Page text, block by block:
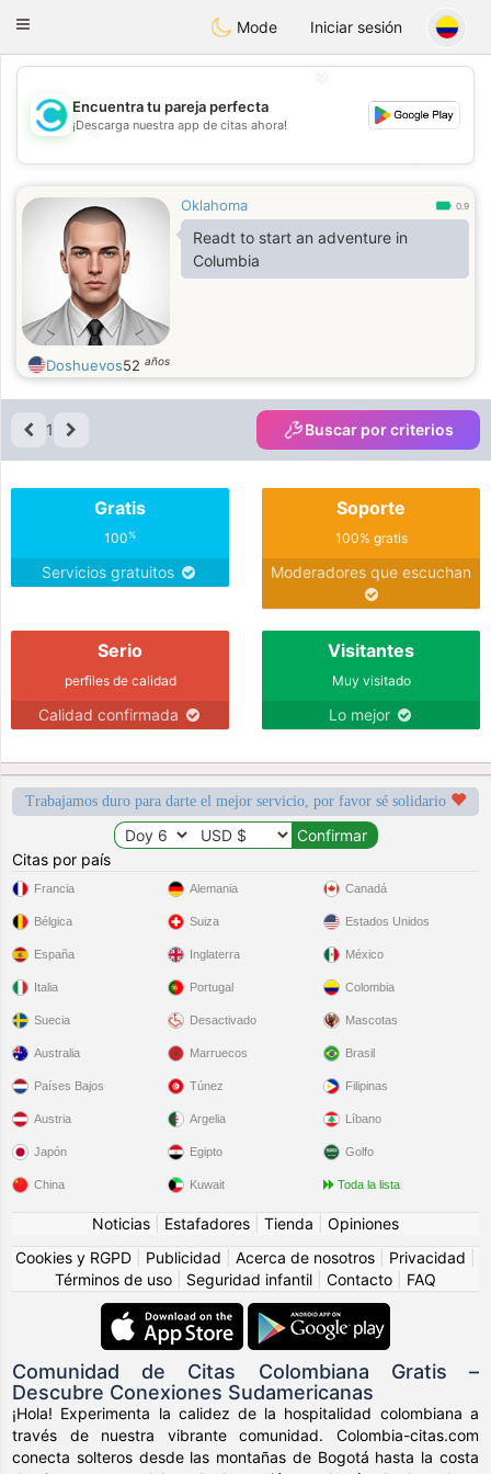
olombiaCitas
Toggle
Mode Iniciar sesión
💖
💕
Encuentra tu pareja perfecta
¡Descarga nuestra app de citas ahora!
Oklahoma 0.9
Readt to start an adventure in
Columbia
Doshuevos52 años
1 Buscar por criterios
Gratis
100%
Servicios gratuitos
Soporte
100% gratis
Moderadores que escuchan
Serio
perfiles de calidad
Calidad confirmada
Visitantes
Muy visitado
Lo mejor
Trabajamos duro para darte el mejor servicio, por favor sé solidario
Citas por país
Francia
Bélgica
España
Italia
Suecia
Alemania
Suiza
Inglaterra
Portugal
Desactivado
Canadá
Estados Unidos
México
Colombia
Mascotas
Australia
Países Bajos
Austria
Japón
China
Marruecos
Túnez
Argelia
Egipto
Kuwait
Brasil
Filipinas
Líbano
Golfo
Toda la lista
Noticias Estafadores Tienda
Opiniones
Cookies y RGPD
Publicidad Acerca de nosotros Privacidad
Términos de uso
Seguridad infantil Contacto FAQ
Comunidad de Citas Colombiana Gratis –
Descubre Conexiones Sudamericanas
¡Hola! Experimenta la calidez de la hospitalidad colombiana a
través de nuestra vibrante comunidad. Colombia-citas.com
conecta solteros desde las montañas de Bogotá hasta la costa